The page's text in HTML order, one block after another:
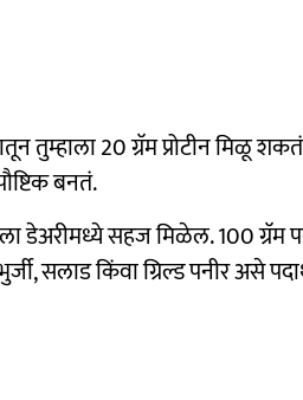
तुम्हाला 20 ग्रॅम प्रोटीन मिळू
बनतं.
डेअरीमध्ये सहज मिळेल. 100 ग्रॅम
सलाड किंवा ग्रिल्ड पनीर असे